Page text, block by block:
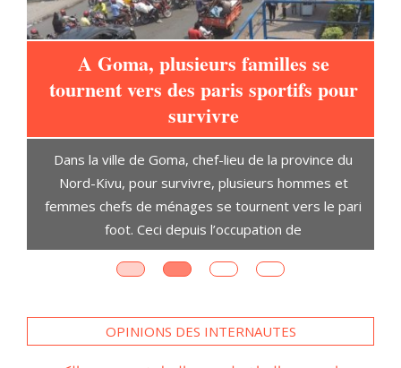
A Goma, plusieurs familles se
tournent vers des paris sportifs pour
survivre
Dans la ville de Goma, chef-lieu de la province du
Nord-Kivu, pour survivre, plusieurs hommes et
femmes chefs de ménages se tournent vers le pari
foot. Ceci depuis l’occupation de
OPINIONS DES INTERNAUTES